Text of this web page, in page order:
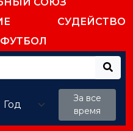
СУДЕЙСТВО
За все
время